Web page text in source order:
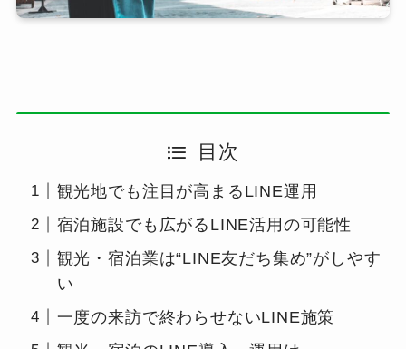
目次
観光地でも注目が高まるLINE運用
宿泊施設でも広がるLINE活用の可能性
観光・宿泊業は“LINE友だち集め”がしやす
い
一度の来訪で終わらせないLINE施策